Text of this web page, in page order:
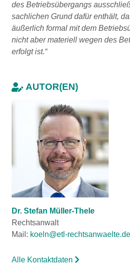
des Betriebsübergangs
sachlichen Grund dafür enthält,
äußerlich formal mit dem
nicht aber materiell wegen des
erfolgt ist.“
AUTOR(EN)
Dr. Stefan Müller-Thele
Rechtsanwalt
Mail: koeln@etl-rechtsanwaelte.de
Alle Kontaktdaten